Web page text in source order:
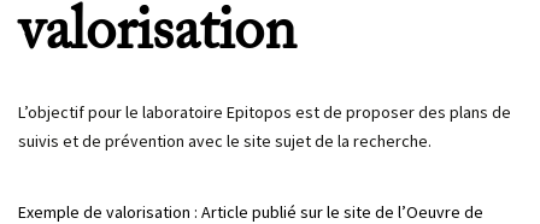
valorisation
L’objectif pour le laboratoire Epitopos est de proposer des plans de
suivis et de prévention avec le site sujet de la recherche.
Exemple de valorisation : Article publié sur le site de l’Oeuvre de